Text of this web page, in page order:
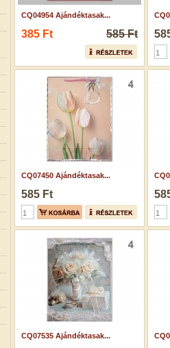
CQ04954 Ajándéktasak...
385 Ft 585 Ft
CQ07450 Ajándéktasak...
585 Ft
CQ07535 Ajándéktasak...